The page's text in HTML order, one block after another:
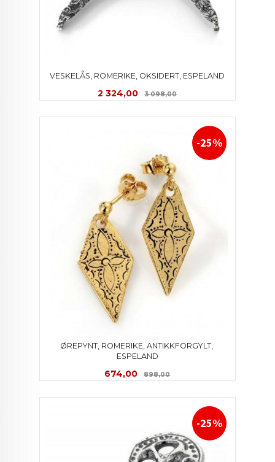
VESKELÅS, ROMERIKE, OKSIDERT, ESPELAND
Tilbud
2 324,00 3 098,00Rabatt
ØREPYNT, ROMERIKE, ANTIKKFORGYLT,
ESPELAND
Tilbud
674,00 898,00Rabatt
-25%
-25%